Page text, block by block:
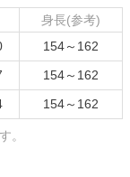
身長(参考)
154～162
154～162
154～162
。